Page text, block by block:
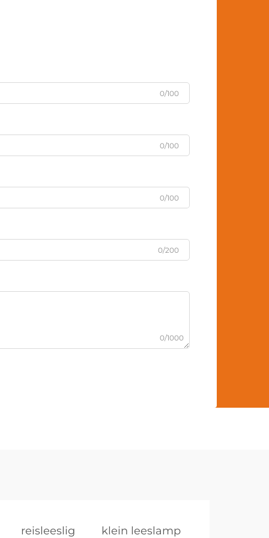
0/100
0/100
0/100
0/200
0/1000
reisleeslig klein leeslamp